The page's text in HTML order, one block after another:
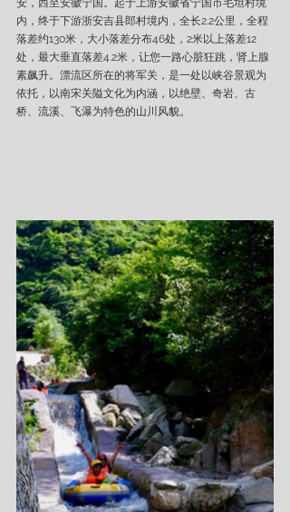
安，西至安徽宁国。起于上游安徽省宁国市毛坦村境
内，终于下游浙安吉县郎村境内，全长2.2公里，全程
落差约130米，大小落差分布46处，2米以上落差12
处，最大垂直落差4.2米，让您一路心脏狂跳，肾上腺
素飙升。漂流区所在的将军关，是一处以峡谷景观为
依托，以南宋关隘文化为内涵，以绝壁、奇岩、古
桥、流溪、飞瀑为特色的山川风貌。